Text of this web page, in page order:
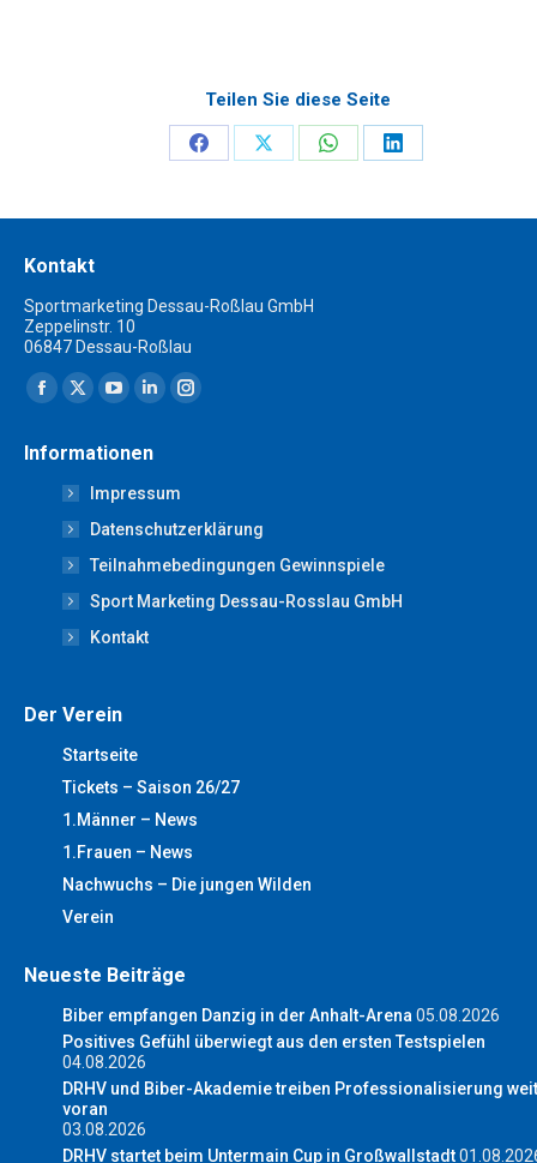
Teilen Sie diese Seite
ShareShareShareShare
Kontakt
Sportmarketing Dessau-Roßlau GmbH
Zeppelinstr. 10
06847 Dessau-Roßlau
Finden Sie uns auf:
Facebook
opens
new
window
X
opens
in
new
window
YouTube
opens
in
new
window
Linkedin
opens
in
new
window
Instagram
new
window
Informationen
Impressum
Datenschutzerklärung
Teilnahmebedingungen Gewinnspiele
Sport Marketing Dessau-Rosslau GmbH
Kontakt
Der Verein
Startseite
Tickets – Saison 26/27
1.Männer – News
1.Frauen – News
Nachwuchs – Die jungen Wilden
Verein
Neueste Beiträge
Biber empfangen Danzig in der Anhalt-Arena 05.08.2026
Positives Gefühl überwiegt aus den ersten Testspielen
04.08.2026
DRHV und Biber-Akademie treiben Professionalisierung
voran
03.08.2026
DRHV startet beim Untermain Cup in Großwallstadt